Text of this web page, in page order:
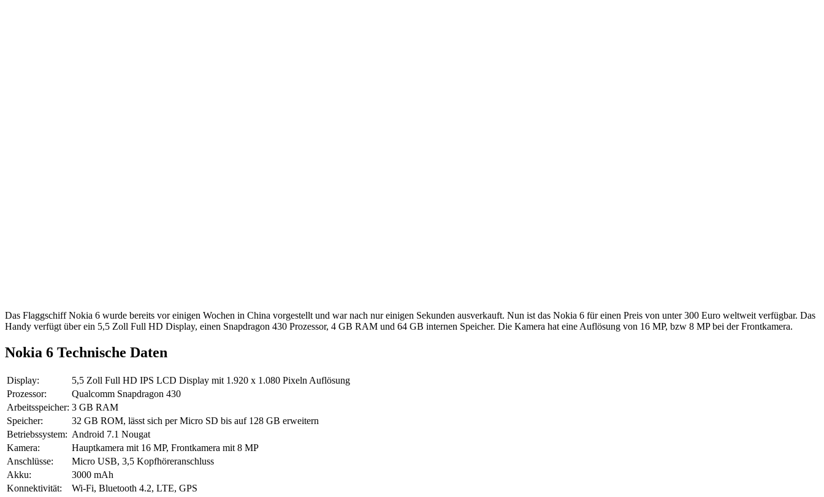
Das Flaggschiff Nokia 6 wurde bereits vor einigen Wochen in China vorgestellt und war nach nur einigen Sekunden ausverkauft. Nun ist das Nokia 6 für einen Preis von unter 300 Euro weltweit verfügbar. Das
Handy verfügt über ein 5,5 Zoll Full HD Display, einen Snapdragon 430 Prozessor, 4 GB RAM und 64 GB internen Speicher. Die Kamera hat eine Auflösung von 16 MP, bzw 8 MP bei der Frontkamera.
Nokia 6 Technische Daten
Display:
5,5 Zoll Full HD IPS LCD Display mit 1.920 x 1.080 Pixeln Auflösung
Prozessor:
Qualcomm Snapdragon 430
Arbeitsspeicher: 3 GB RAM
Speicher:
32 GB ROM, lässt sich per Micro SD bis auf 128 GB erweitern
Betriebssystem: Android 7.1 Nougat
Kamera:
Hauptkamera mit 16 MP, Frontkamera mit 8 MP
Anschlüsse:
Micro USB, 3,5 Kopfhöreranschluss
Akku:
3000 mAh
Konnektivität:
Wi-Fi, Bluetooth 4.2, LTE, GPS